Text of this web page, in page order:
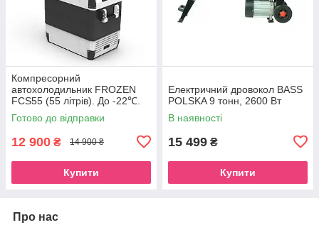
Компресорний
автохолодильник FROZEN
FCS55 (55 літрів). До -22℃.
Живлення 12, 24, 220 вольт
Готово до відправки
12 900 ₴ 14 900 ₴
Купити
Електричний дровокол BASS
POLSKA 9 тонн, 2600 Вт
В наявності
15 499 ₴
Купити
Про нас